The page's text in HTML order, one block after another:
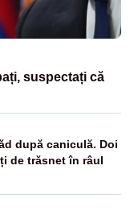
suspectați că
după caniculă. Doi
de trăsnet în râul